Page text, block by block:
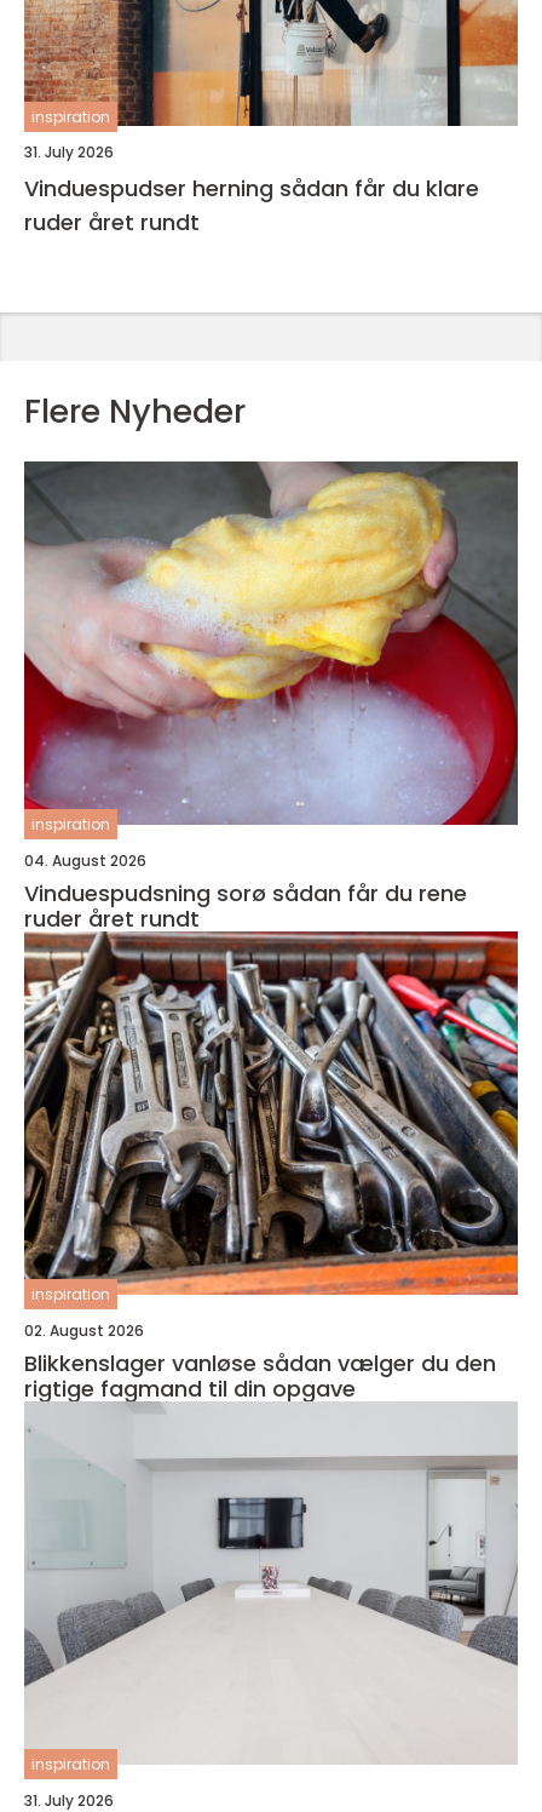
inspiration
31. July 2026
Vinduespudser herning sådan får du klare
ruder året rundt
Flere Nyheder
inspiration
04. August 2026
Vinduespudsning sorø sådan får du rene
ruder året rundt
inspiration
02. August 2026
Blikkenslager vanløse sådan vælger du den
rigtige fagmand til din opgave
inspiration
31. July 2026